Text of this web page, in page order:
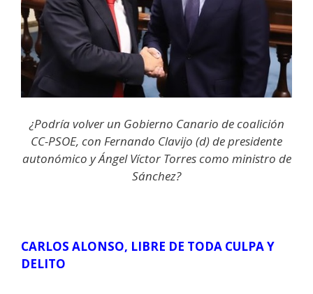
¿Podría volver un Gobierno Canario de coalición
CC-PSOE, con Fernando Clavijo (d) de presidente
autonómico y Ángel Víctor Torres como ministro de
Sánchez?
CARLOS ALONSO, LIBRE DE TODA CULPA Y
DELITO